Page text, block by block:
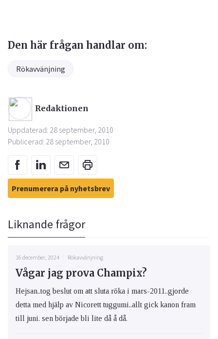
Den här frågan handlar om:
Rökavvänjning
Redaktionen
Uppdaterad: 28 september, 2010
Publicerad: 28 september, 2010
Prenumerera på nyhetsbrev
Liknande frågor
16 december, 2024 Rökavvänjning
Vågar jag prova Champix?
Hejsan..tog beslut om att sluta röka i mars-2011..gjorde
detta med hjälp av Nicorett tuggumi..allt gick kanon fram
till juni. sen började bli lite då å då.